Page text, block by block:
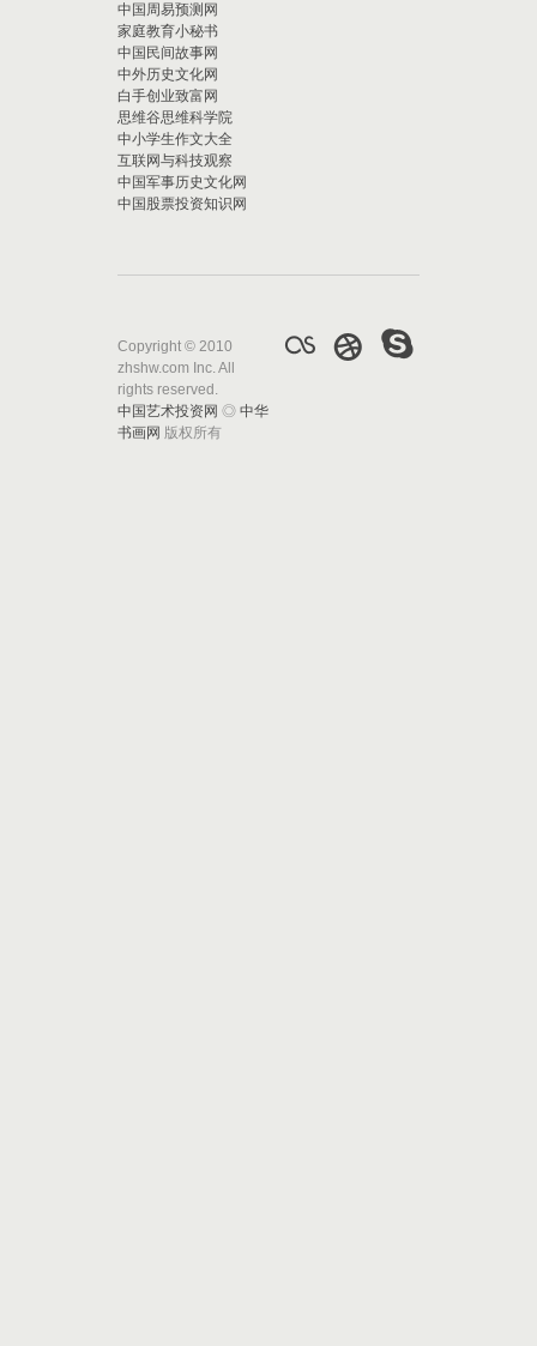
中国周易预测网
家庭教育小秘书
中国民间故事网
中外历史文化网
白手创业致富网
思维谷思维科学院
中小学生作文大全
互联网与科技观察
中国军事历史文化网
中国股票投资知识网
Copyright © 2010
zhshw.com Inc. All
rights reserved.
中国艺术投资网 ◎ 中华
书画网 版权所有